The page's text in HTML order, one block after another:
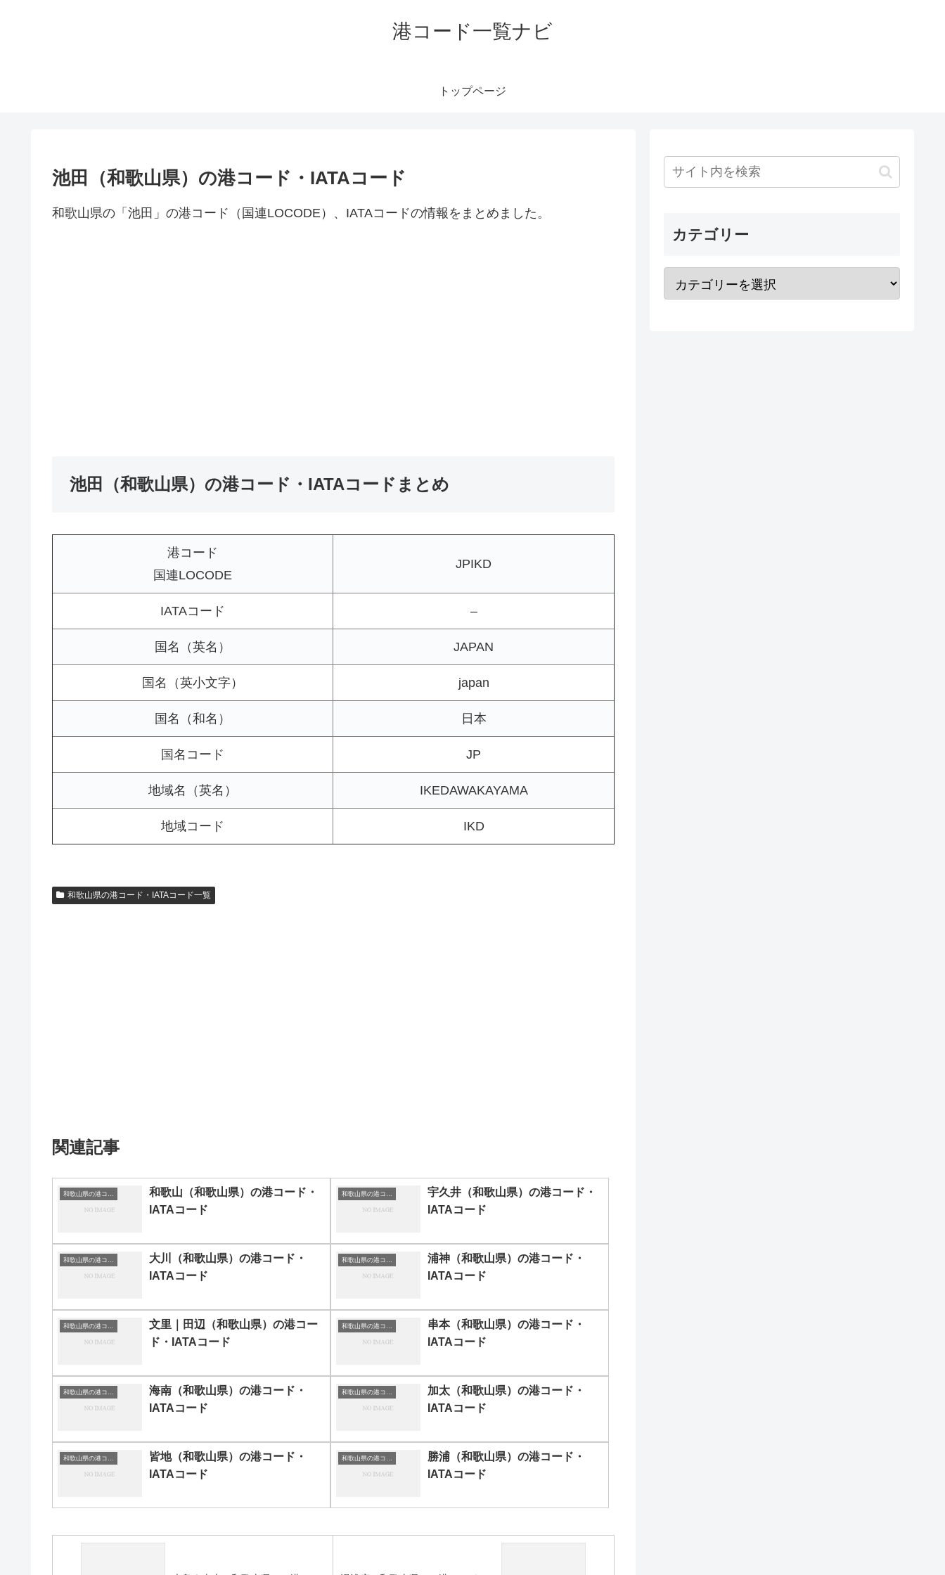
港コード一覧ナビ
トップページ
池田（和歌山県）の港コード・IATAコード
和歌山県の「池田」の港コード（国連LOCODE）、IATAコードの情報をまとめました。
池田（和歌山県）の港コード・IATAコードまとめ
港コード
国連LOCODE
JPIKD
IATAコード –
国名（英名） JAPAN
国名（英小文字） japan
国名（和名） 日本
国名コード JP
地域名（英名） IKEDAWAKAYAMA
地域コード IKD
和歌山県の港コード・IATAコード一覧
関連記事
和歌山（和歌山県）の港コード・
IATAコード
宇久井（和歌山県）の港コード・
IATAコード
大川（和歌山県）の港コード・
IATAコード
浦神（和歌山県）の港コード・
IATAコード
文里｜田辺（和歌山県）の港コー
ド・IATAコード
串本（和歌山県）の港コード・
IATAコード
海南（和歌山県）の港コード・
IATAコード
加太（和歌山県）の港コード・
IATAコード
皆地（和歌山県）の港コード・
IATAコード
勝浦（和歌山県）の港コード・
IATAコード
カテゴリー